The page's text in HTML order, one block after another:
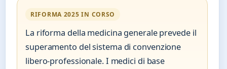
RIFORMA 2025 IN CORSO
La riforma della medicina generale prevede il
superamento del sistema di convenzione
libero-professionale. I medici di base